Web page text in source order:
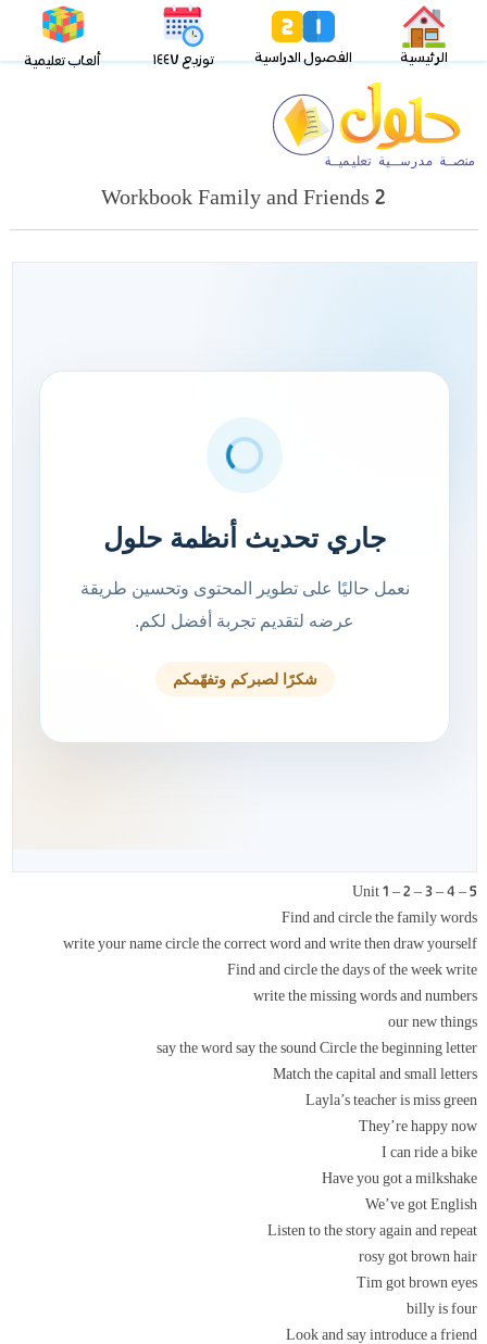
الرئيسية الفصول الدراسية توزيع ١٤٤٧ ألعاب تعليمية
Workbook Family and Friends 2
Unit 1 – 2 – 3 – 4 – 5
Find and circle the family words
write your name circle the correct word and write then draw yourself
Find and circle the days of the week write
write the missing words and numbers
our new things
say the word say the sound Circle the beginning letter
Match the capital and small letters
Layla’s teacher is miss green
They’re happy now
I can ride a bike
Have you got a milkshake
We’ve got English
Listen to the story again and repeat
rosy got brown hair
Tim got brown eyes
billy is four
Look and say introduce a friend